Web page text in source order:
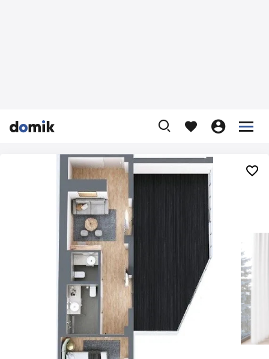


    


